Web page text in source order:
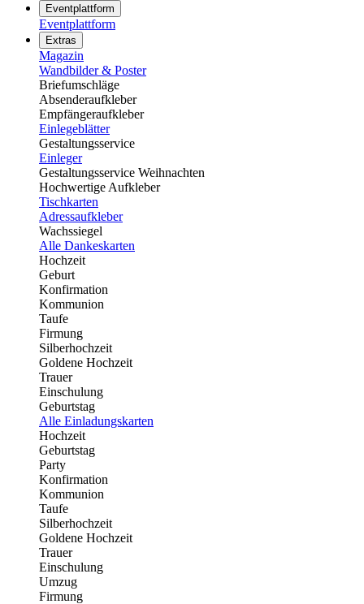
Eventplattform
Eventplattform
Extras
Magazin
Wandbilder & Poster
Briefumschläge
Absenderaufkleber
Empfängeraufkleber
Einlegeblätter
Gestaltungsservice
Einleger
Gestaltungsservice Weihnachten
Hochwertige Aufkleber
Tischkarten
Adressaufkleber
Wachssiegel
Alle Dankeskarten
Hochzeit
Geburt
Konfirmation
Kommunion
Taufe
Firmung
Silberhochzeit
Goldene Hochzeit
Trauer
Einschulung
Geburtstag
Alle Einladungskarten
Hochzeit
Geburtstag
Party
Konfirmation
Kommunion
Taufe
Silberhochzeit
Goldene Hochzeit
Trauer
Einschulung
Umzug
Firmung